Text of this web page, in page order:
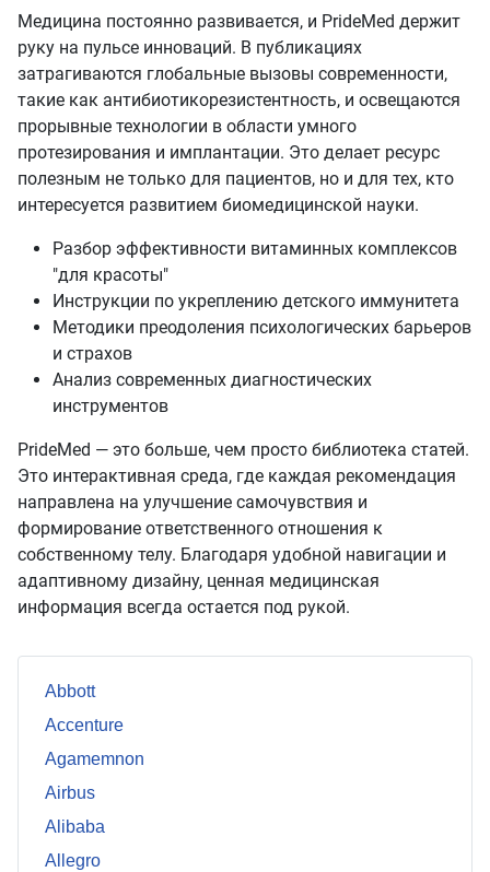
Медицина постоянно развивается, и PrideMed держит
руку на пульсе инноваций. В публикациях
затрагиваются глобальные вызовы современности,
такие как антибиотикорезистентность, и освещаются
прорывные технологии в области умного
протезирования и имплантации. Это делает ресурс
полезным не только для пациентов, но и для тех, кто
интересуется развитием биомедицинской науки.
Разбор эффективности витаминных комплексов
"для красоты"
Инструкции по укреплению детского иммунитета
Методики преодоления психологических барьеров
и страхов
Анализ современных диагностических
инструментов
PrideMed — это больше, чем просто библиотека статей.
Это интерактивная среда, где каждая рекомендация
направлена на улучшение самочувствия и
формирование ответственного отношения к
собственному телу. Благодаря удобной навигации и
адаптивному дизайну, ценная медицинская
информация всегда остается под рукой.
Abbott
Accenture
Agamemnon
Airbus
Alibaba
Allegro